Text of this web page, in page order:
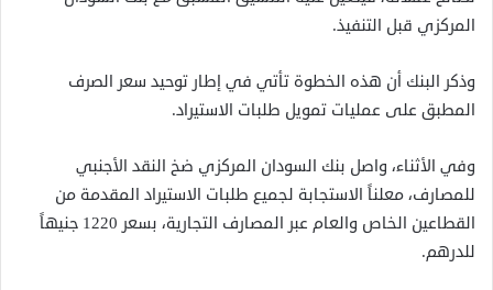
المركزي قبل التنفيذ.
وذكر البنك أن هذه الخطوة تأتي في إطار توحيد سعر الصرف
المطبق على عمليات تمويل طلبات الاستيراد.
وفي الأثناء، واصل بنك السودان المركزي ضخ النقد الأجنبي
للمصارف، معلناً الاستجابة لجميع طلبات الاستيراد المقدمة من
القطاعين الخاص والعام عبر المصارف التجارية، بسعر 1220 جنيهاً
للدرهم.